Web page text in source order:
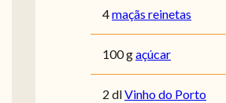
4maçãs reinetas
100 gaçúcar
2 dlVinho do Porto